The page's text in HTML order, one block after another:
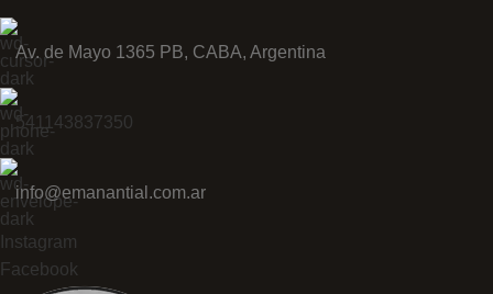
Av. de Mayo 1365 PB, CABA, Argentina
541143837350
info@emanantial.com.ar
Instagram
Facebook